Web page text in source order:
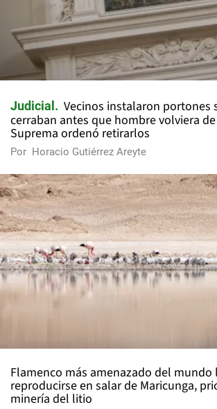
Judicial
Vecinos instalaron portones
cerraban antes que hombre volviera
Suprema ordenó retirarlos
Por Horacio Gutiérrez Areyte
Flamenco más amenazado del mundo
reproducirse en salar de Maricunga,
minería del litio